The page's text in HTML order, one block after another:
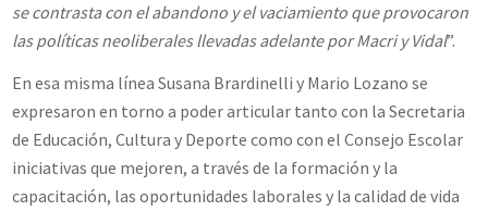
se contrasta con el abandono y el vaciamiento que provocaron
las políticas neoliberales llevadas adelante por Macri y Vidal”.
En esa misma línea Susana Brardinelli y Mario Lozano se
expresaron en torno a poder articular tanto con la Secretaria
de Educación, Cultura y Deporte como con el Consejo Escolar
iniciativas que mejoren, a través de la formación y la
capacitación, las oportunidades laborales y la calidad de vida